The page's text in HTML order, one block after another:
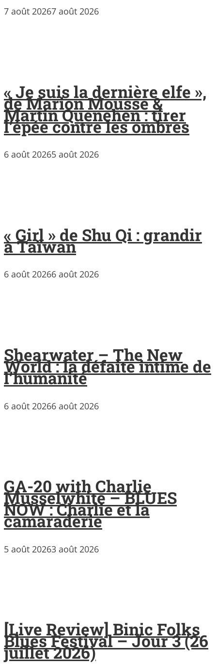
7 août 20267 août 2026
« Je suis la dernière elfe »,
de Marion Mousse &
Martin Quenehen : tirer
l’épée contre les ombres
6 août 20265 août 2026
« Girl » de Shu Qi : grandir
à Taïwan
6 août 20266 août 2026
Shearwater – The New
World : la défaite intime de
l’humanité
6 août 20266 août 2026
GA-20 with Charlie
Musselwhite – BLUES
NOW : Charlie et la
camaraderie
5 août 20263 août 2026
[Live Review] Binic Folks
Blues Festival – Jour 3 (26
juillet 2026)